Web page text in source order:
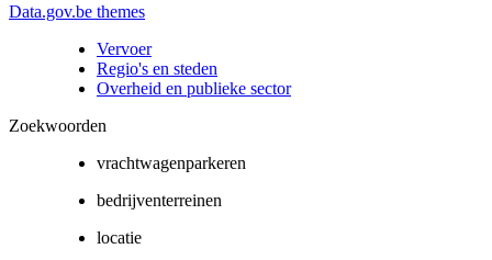
Data.gov.be themes
Vervoer
Regio's en steden
Overheid en publieke sector
Zoekwoorden
vrachtwagenparkeren
bedrijventerreinen
locatie